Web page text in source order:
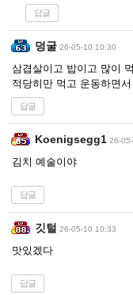
답글
덩굴 26-05-10 10:30
삼겹살이고 밥이고 많이
적당히만 먹고 운동하면
답글
Koenigsegg1 26-
김치 예술이야
답글
깃털 26-05-10 10:33
맛있겠다
답글